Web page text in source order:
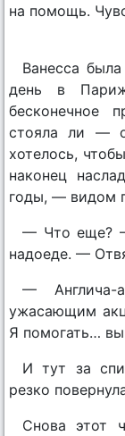
на помощь.
Ванесса
день в
бесконечное
стояла ли —
хотелось,
наконец
годы, — видом
— Что еще?
надоеде. —
— Англича-
ужасающим
Я помогать…
И тут за
резко
Снова этот